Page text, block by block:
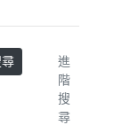
進
階
搜
尋